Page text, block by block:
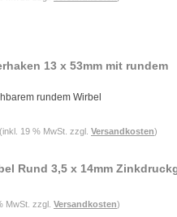
13 x 53mm mit rundem
rundem Wirbel
(inkl. 19 % MwSt. zzgl. Versandkosten)
Rund 3,5 x 14mm
MwSt. zzgl. Versandkosten)